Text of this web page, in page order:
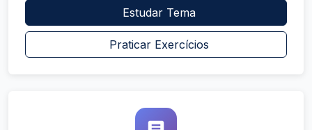
Estudar Tema
Praticar Exercícios